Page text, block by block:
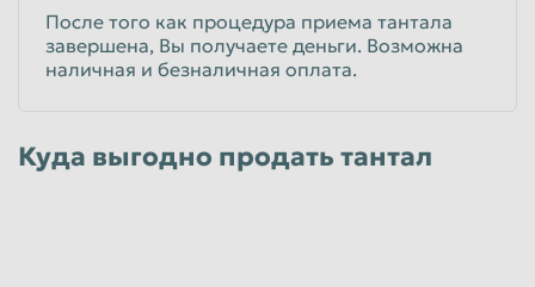
После того как процедура приема тантала
завершена, Вы получаете деньги. Возможна
наличная и безналичная оплата.
Куда выгодно продать тантал